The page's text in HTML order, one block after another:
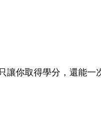
讓你取得學分，還能一